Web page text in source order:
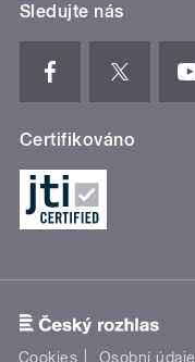
Sledujte nás
Certifikováno
Cookies Osobní údaje